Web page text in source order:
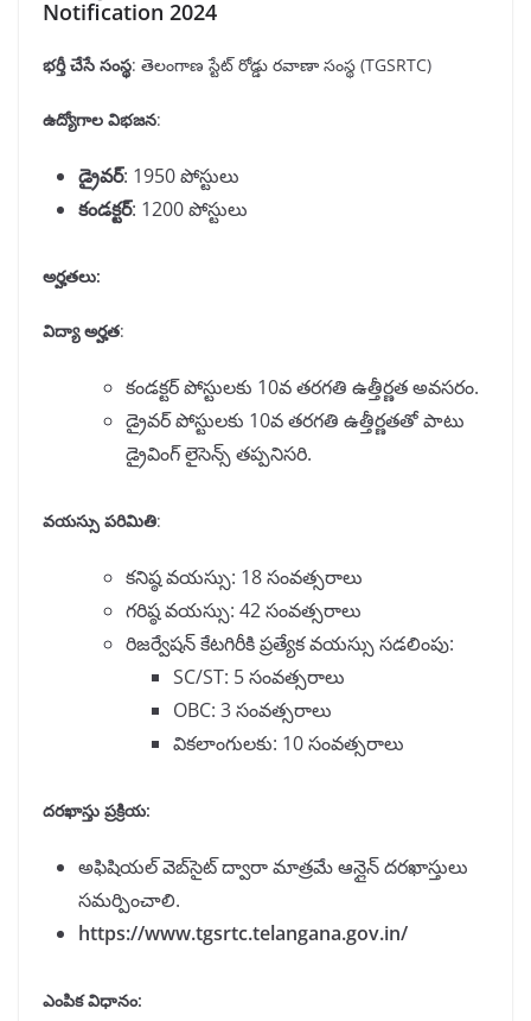
Notification 2024
భర్తీ చేసే సంస్థ: తెలంగాణ స్టేట్ రోడ్డు రవాణా సంస్థ (TGSRTC)
ఉద్యోగాల విభజన:
డ్రైవర్: 1950 పోస్టులు
కండక్టర్: 1200 పోస్టులు
అర్హతలు:
విద్యా అర్హత:
కండక్టర్ పోస్టులకు 10వ తరగతి ఉత్తీర్ణత అవసరం.
డ్రైవర్ పోస్టులకు 10వ తరగతి ఉత్తీర్ణతతో పాటు
డ్రైవింగ్ లైసెన్స్ తప్పనిసరి.
వయస్సు పరిమితి:
కనిష్ఠ వయస్సు: 18 సంవత్సరాలు
గరిష్ఠ వయస్సు: 42 సంవత్సరాలు
రిజర్వేషన్ కేటగిరీకి ప్రత్యేక వయస్సు సడలింపు:
SC/ST: 5 సంవత్సరాలు
OBC: 3 సంవత్సరాలు
వికలాంగులకు: 10 సంవత్సరాలు
దరఖాస్తు ప్రక్రియ:
అఫిషియల్ వెబ్‌సైట్ ద్వారా మాత్రమే ఆన్లైన్ దరఖాస్తులు
సమర్పించాలి.
https://www.tgsrtc.telangana.gov.in/
ఎంపిక విధానం: